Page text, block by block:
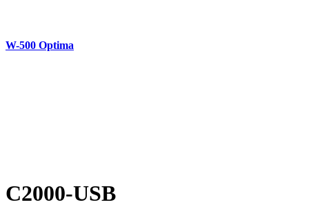
W-500 Optima
С2000-USB